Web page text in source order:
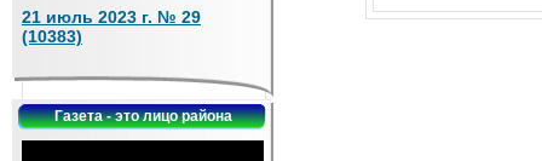
21 июль 2023 г. № 29
(10383)
Газета - это лицо района